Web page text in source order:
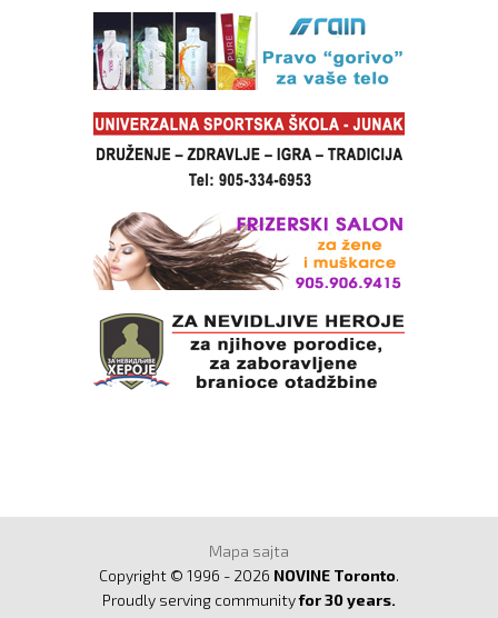
Mapa sajta
Copyright © 1996 - 2026 NOVINE Toronto.
Proudly serving communityfor 30 years.